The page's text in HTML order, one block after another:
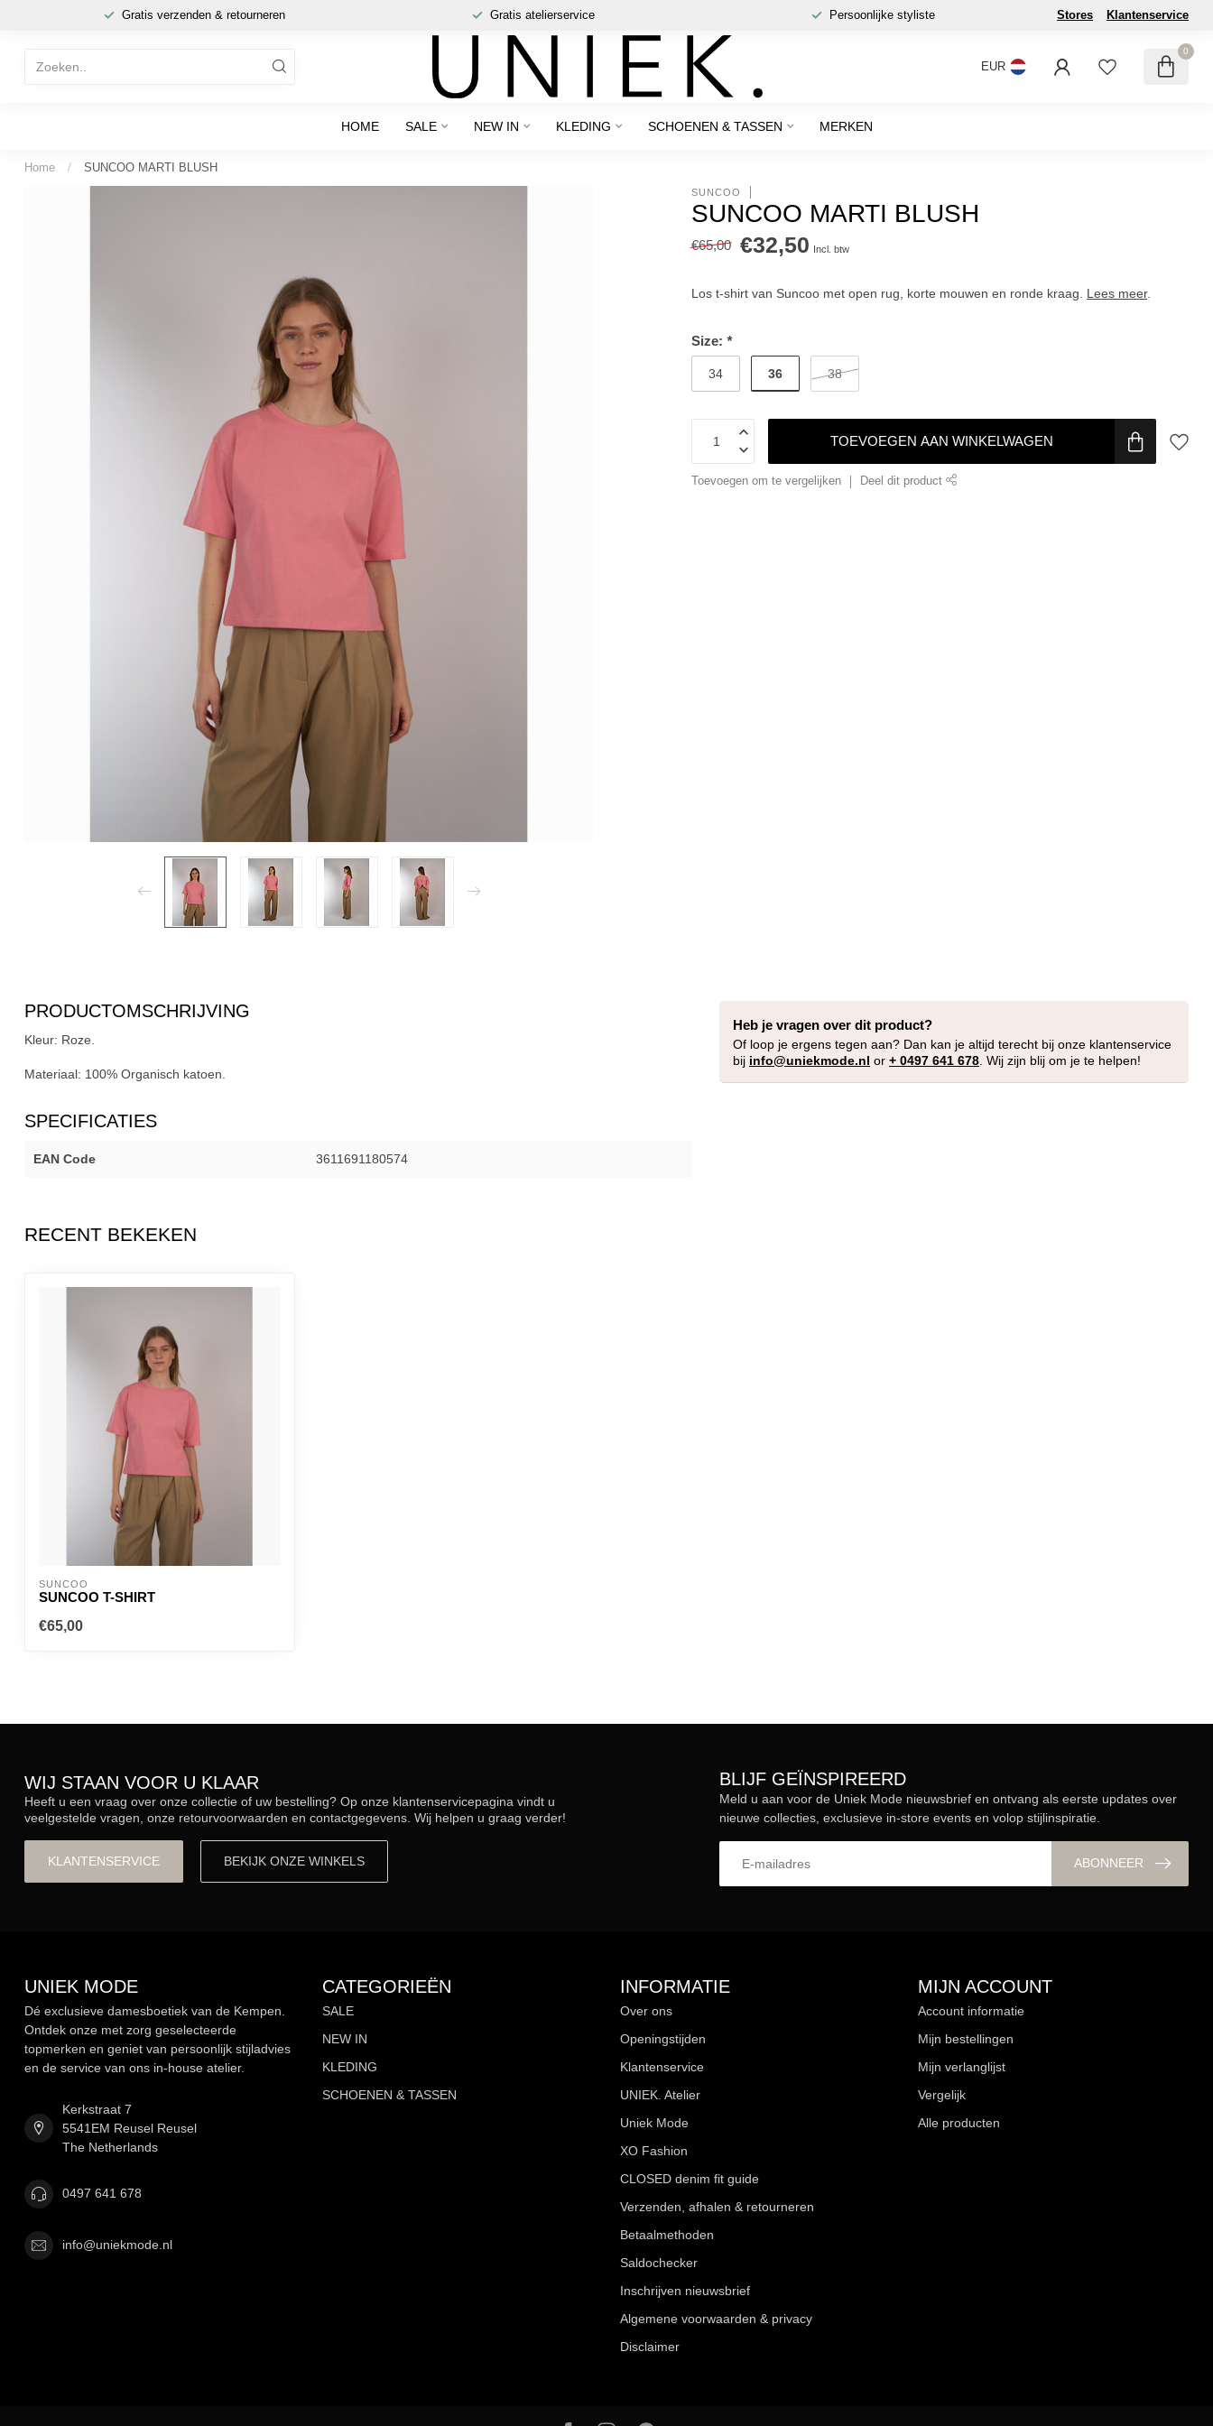
Gratis verzenden & retourneren Gratis atelierservice Persoonlijke styliste Stores Klantenservice
EUR
0
HOME SALE NEW IN KLEDING SCHOENEN & TASSEN MERKEN
Home / SUNCOO MARTI BLUSH
SUNCOO
SUNCOO MARTI BLUSH
€65,00 €32,50 Incl. btw
Los t-shirt van Suncoo met open rug, korte mouwen en ronde kraag. Lees meer.
Size:*
34 36 38
TOEVOEGEN AAN WINKELWAGEN
Toevoegen om te vergelijken Deel dit product
PRODUCTOMSCHRIJVING
Kleur: Roze.
Materiaal: 100% Organisch katoen.
SPECIFICATIES
EAN Code 3611691180574
Heb je vragen over dit product?
Of loop je ergens tegen aan? Dan kan je altijd terecht bij onze klantenservice
bij info@uniekmode.nl or + 0497 641 678 . Wij zijn blij om je te helpen!
RECENT BEKEKEN
SUNCOO
SUNCOO T-SHIRT
€65,00
WIJ STAAN VOOR U KLAAR
Heeft u een vraag over onze collectie of uw bestelling? Op onze klantenservicepagina vindt u
veelgestelde vragen, onze retourvoorwaarden en contactgegevens. Wij helpen u graag verder!
KLANTENSERVICE BEKIJK ONZE WINKELS
BLIJF GEÏNSPIREERD
Meld u aan voor de Uniek Mode nieuwsbrief en ontvang als eerste updates over
nieuwe collecties, exclusieve in-store events en volop stijlinspiratie.
ABONNEER
UNIEK MODE
Dé exclusieve damesboetiek van de Kempen.
Ontdek onze met zorg geselecteerde
topmerken en geniet van persoonlijk stijladvies
en de service van ons in-house atelier.
Kerkstraat 7
5541EM Reusel Reusel
The Netherlands
0497 641 678
info@uniekmode.nl
CATEGORIEËN
SALE
NEW IN
KLEDING
SCHOENEN & TASSEN
INFORMATIE
Over ons
Openingstijden
Klantenservice
UNIEK. Atelier
Uniek Mode
XO Fashion
CLOSED denim fit guide
Verzenden, afhalen & retourneren
Betaalmethoden
Saldochecker
Inschrijven nieuwsbrief
Algemene voorwaarden & privacy
Disclaimer
MIJN ACCOUNT
Account informatie
Mijn bestellingen
Mijn verlanglijst
Vergelijk
Alle producten